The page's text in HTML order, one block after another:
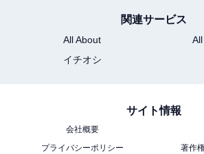
1
関連サービス
All About
イチオシ
サイト情報
会社概要
プライバシーポリシー
著作